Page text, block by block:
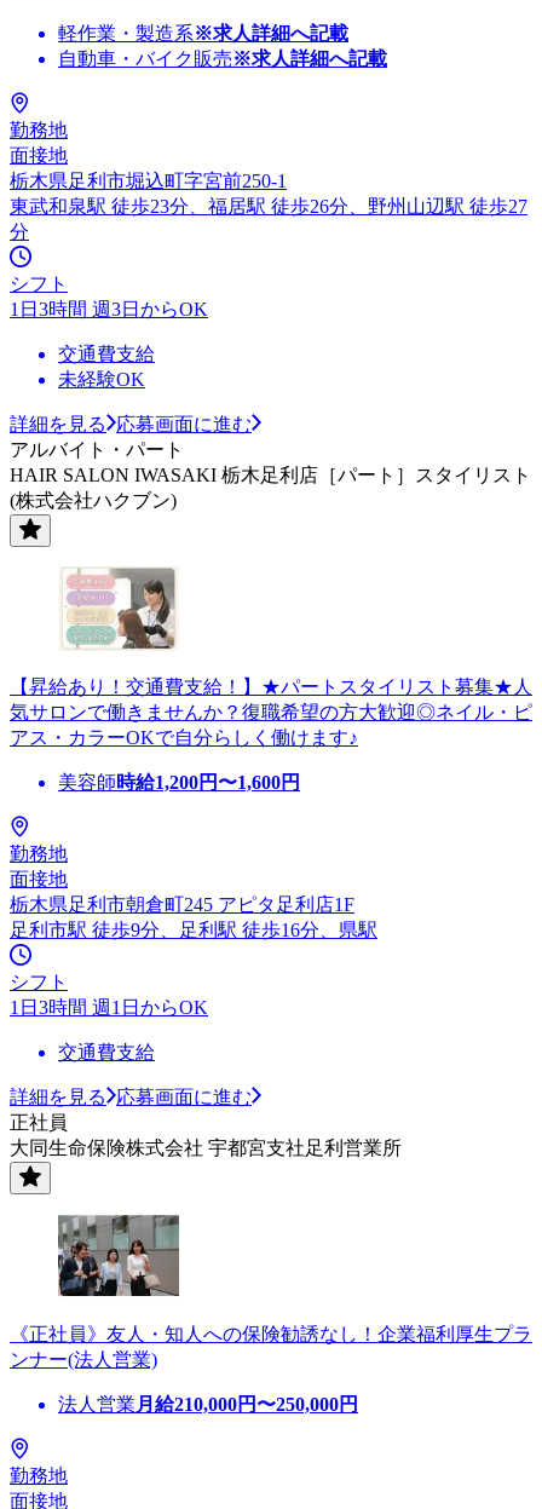
軽作業・製造系※求人詳細へ記載
自動車・バイク販売※求人詳細へ記載
勤務地
面接地
栃木県足利市堀込町字宮前250-1
東武和泉駅 徒歩23分、福居駅 徒歩26分、野州山辺駅 徒歩27
分
シフト
1日3時間 週3日からOK
交通費支給
未経験OK
詳細を見る
応募画面に進む
アルバイト・パート
HAIR SALON IWASAKI 栃木足利店［パート］スタイリスト
(株式会社ハクブン)
【昇給あり！交通費支給！】★パートスタイリスト募集★人
気サロンで働きませんか？復職希望の方大歓迎◎ネイル・ピ
アス・カラーOKで自分らしく働けます♪
美容師時給1,200円〜1,600円
勤務地
面接地
栃木県足利市朝倉町245 アピタ足利店1F
足利市駅 徒歩9分、足利駅 徒歩16分、県駅
シフト
1日3時間 週1日からOK
交通費支給
詳細を見る
応募画面に進む
正社員
大同生命保険株式会社 宇都宮支社足利営業所
《正社員》友人・知人への保険勧誘なし！企業福利厚生プラ
ンナー(法人営業)
法人営業 月給210,000円〜250,000円
勤務地
面接地